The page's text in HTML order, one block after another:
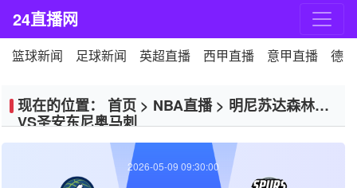
24直播网
篮球新闻 足球新闻 英超直播 西甲直播 意甲直播 德
现在的位置： 首页 > NBA直播> 明尼苏达森林狼
VS圣安东尼奥马刺
2026-05-09 09:30:00